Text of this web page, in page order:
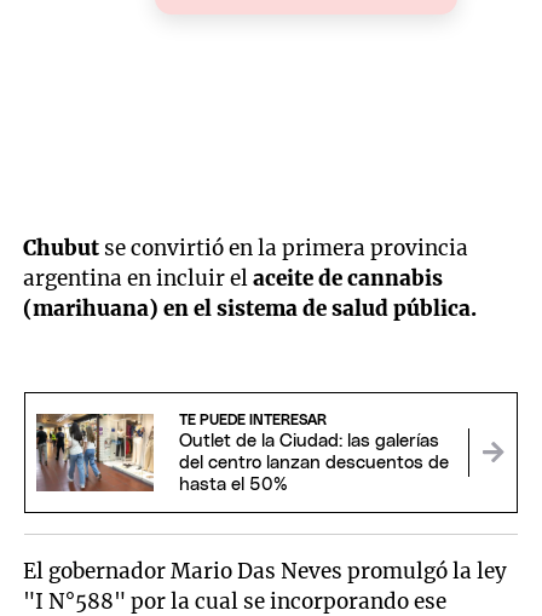
Chubut se convirtió en la primera provincia
argentina en incluir elaceite de cannabis
(marihuana) en el sistema de salud pública.
TE PUEDE INTERESAR
Outlet de la Ciudad: las galerías
del centro lanzan descuentos de
hasta el 50%
El gobernador Mario Das Neves promulgó la ley
"I N°588" por la cual se incorporando ese